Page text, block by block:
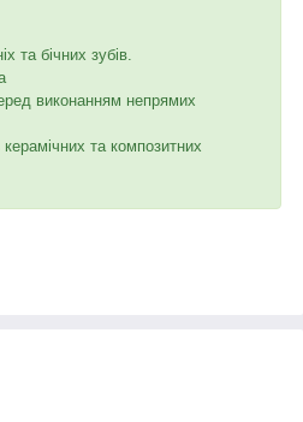
та бічних зубів.
виконанням непрямих
та композитних